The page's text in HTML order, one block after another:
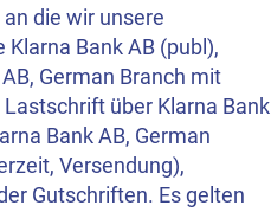
die wir unsere
Bank AB (publ),
German Branch mit
über Klarna Bank
Bank AB, German
Versendung),
Gutschriften. Es gelten